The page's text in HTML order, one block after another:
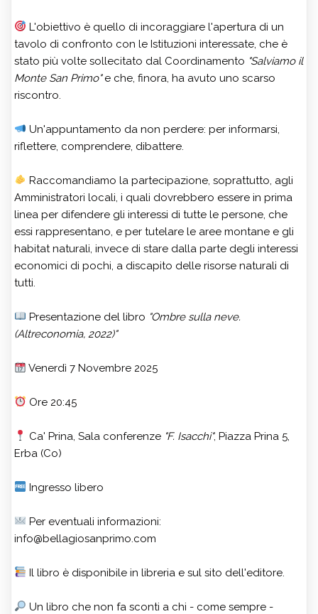
L'obiettivo è quello di incoraggiare l'apertura di un
tavolo di confronto con le Istituzioni interessate, che è
stato più volte sollecitato dal Coordinamento "Salviamo il
Monte San Primo"e che, finora, ha avuto uno scarso
riscontro.
Un'appuntamento da non perdere: per informarsi,
riflettere, comprendere, dibattere.
Raccomandiamo la partecipazione, soprattutto, agli
Amministratori locali, i quali dovrebbero essere in prima
linea per difendere gli interessi di tutte le persone, che
essi rappresentano, e per tutelare le aree montane e gli
habitat naturali, invece di stare dalla parte degli interessi
economici di pochi, a discapito delle risorse naturali di
tutti.
Presentazione del libro "Ombre sulla neve.
(Altreconomia, 2022)"
Venerdì 7 Novembre 2025
Ore 20:45
Ca' Prina, Sala conferenze "F. Isacchi", Piazza Prina 5,
Erba (Co)
Ingresso libero
Per eventuali informazioni:
info@bellagiosanprimo.com
Il libro è disponibile in libreria e sul sito dell'editore.
Un libro che non fa sconti a chi - come sempre -